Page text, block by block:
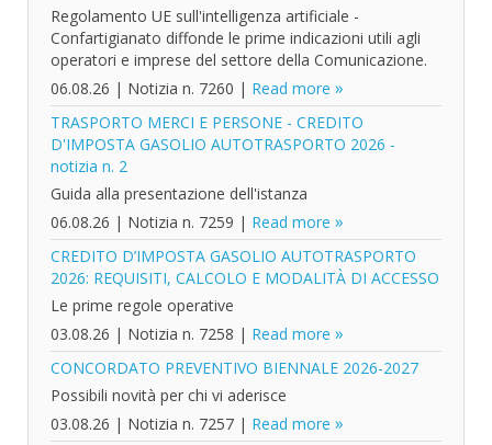
Regolamento UE sull'intelligenza artificiale -
Confartigianato diffonde le prime indicazioni utili agli
operatori e imprese del settore della Comunicazione.
06.08.26 | Notizia n. 7260 | Read more
TRASPORTO MERCI E PERSONE - CREDITO
D'IMPOSTA GASOLIO AUTOTRASPORTO 2026 -
notizia n. 2
Guida alla presentazione dell'istanza
06.08.26 | Notizia n. 7259 | Read more
CREDITO D’IMPOSTA GASOLIO AUTOTRASPORTO
2026: REQUISITI, CALCOLO E MODALITÀ DI ACCESSO
Le prime regole operative
03.08.26 | Notizia n. 7258 | Read more
CONCORDATO PREVENTIVO BIENNALE 2026-2027
Possibili novità per chi vi aderisce
03.08.26 | Notizia n. 7257 | Read more